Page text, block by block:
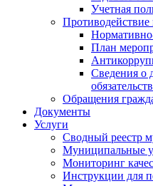
Учетная
Противодействие
План
Сведения о
Обращения
Документы
Услуги
Сводный реестр
Муниципальные
Мониторинг
Инструкции для